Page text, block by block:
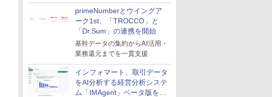
整を効率化
primeNumberとウイングア
ーク1st、「TROCCO」と
「Dr.Sum」の連携を開始
基幹データの集約からAI活用・
業務還元までを一貫支援
インフォマート、取引データ
をAI分析する経営分析システ
ム「IMAgent」ベータ版を提